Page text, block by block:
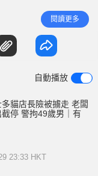
e
巧可愛深受街坊
片段所見，身穿
下裝作與其中一
起貓貓，其後離
閱讀更多
自動播放
貓店長險被擄走 老闆
截停 警拘49歲男｜有
23:33 HKT